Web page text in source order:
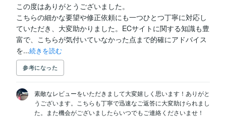
この度はありがとうございました。
こちらの細かな要望や修正依頼にも一つひとつ丁寧に対応し
ていただき、大変助かりました。ECサイトに関する知識も豊
富で、こちらが気付いていなかった点まで的確にアドバイス
を...続きを読む
参考になった
素敵なレビューをいただきまして大変嬉しく思います！ありがと
うございます。こちらも丁寧で迅速なご返答に大変助けられまし
た。また機会がございましたらいつでもご連絡くださいませ！